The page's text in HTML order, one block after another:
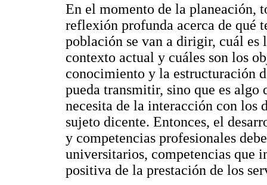
En el momento de la planeación,
reflexión profunda acerca de qué
población se van a dirigir, cuál es
contexto actual y cuáles son los
conocimiento y la estructuración
pueda transmitir, sino que es algo
necesita de la interacción con los
sujeto dicente. Entonces, el
y competencias profesionales
universitarios, competencias que
positiva de la prestación de los